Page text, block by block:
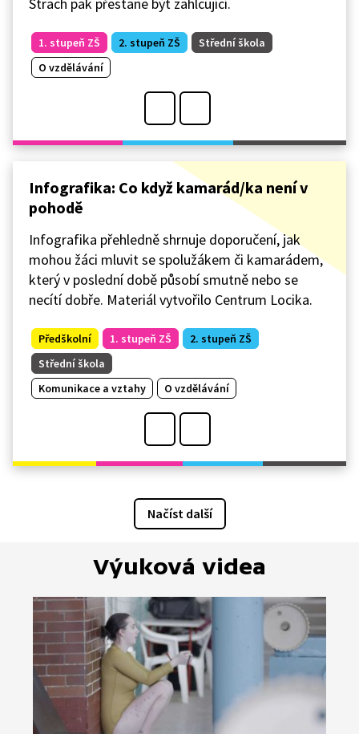
1. stupeň ZŠ 2. stupeň ZŠ
Střední škola
O vzdělávání
Infografika: Co když kamarád/ka není v
pohodě
Infografika přehledně shrnuje doporučení, jak
mohou žáci mluvit se spolužákem či kamarádem,
který v poslední době působí smutně nebo se
necítí dobře. Materiál vytvořilo Centrum Locika.
Předškolní 1. stupeň ZŠ
2. stupeň ZŠ
Střední škola
Komunikace a vztahy
O vzdělávání
Načíst další
Výuková videa